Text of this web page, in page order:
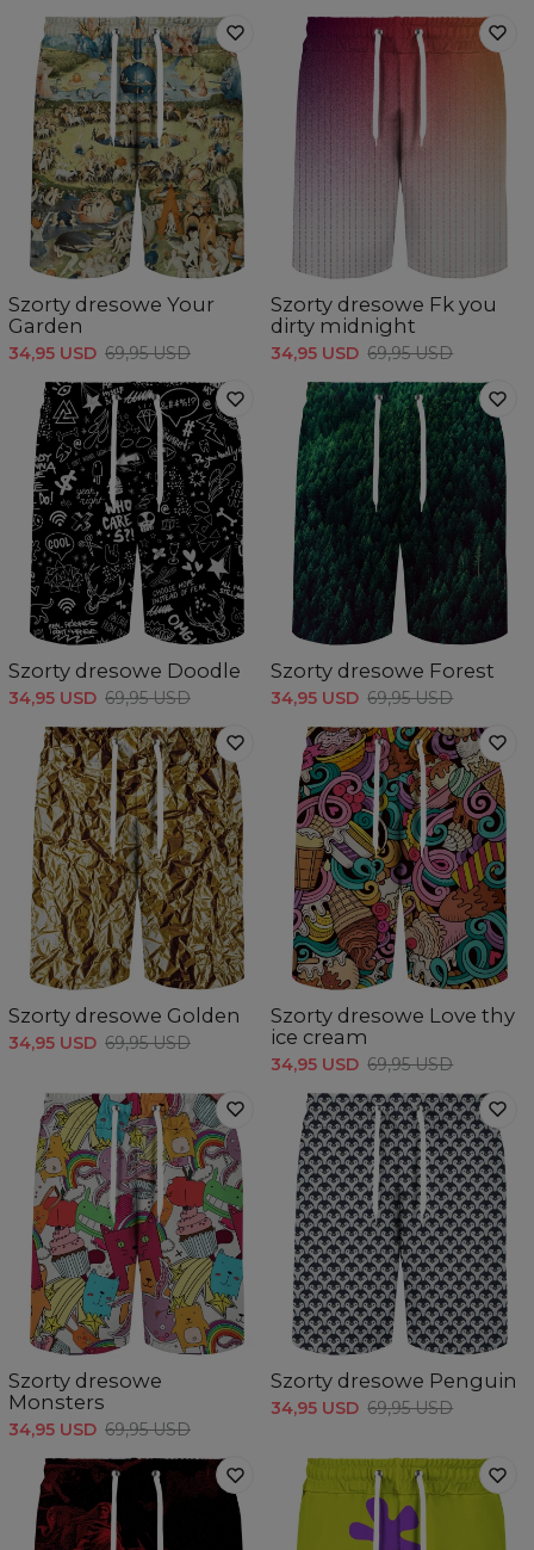
Szorty dresowe Your
Garden
34,95 USD 69,95 USD
Szorty dresowe Fk you
dirty midnight
34,95 USD 69,95 USD
Szorty dresowe Doodle
34,95 USD 69,95 USD
Szorty dresowe Forest
34,95 USD 69,95 USD
Szorty dresowe Golden
34,95 USD 69,95 USD
Szorty dresowe Love thy
ice cream
34,95 USD 69,95 USD
Szorty dresowe
Monsters
34,95 USD 69,95 USD
Szorty dresowe Penguin
34,95 USD 69,95 USD